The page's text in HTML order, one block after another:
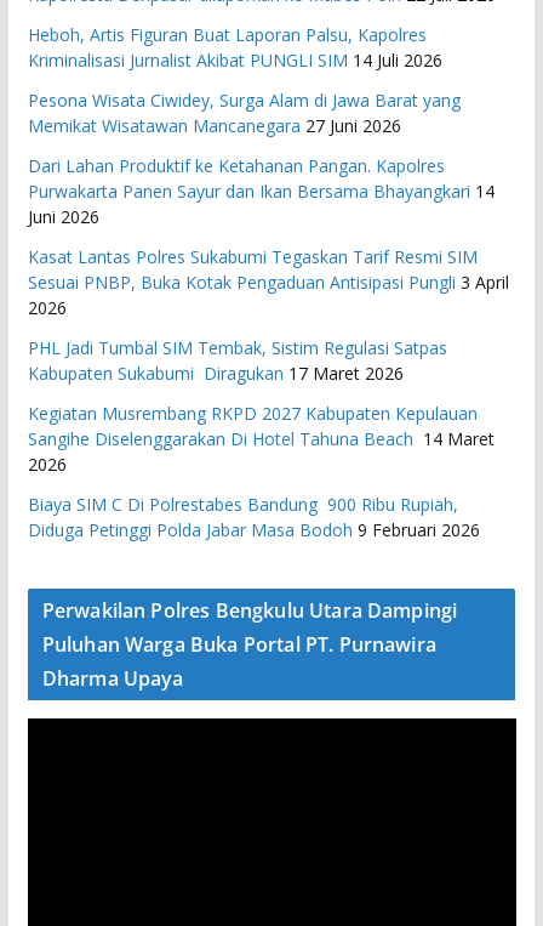
Heboh, Artis Figuran Buat Laporan Palsu, Kapolres
Kriminalisasi Jurnalist Akibat PUNGLI SIM 14 Juli 2026
Pesona Wisata Ciwidey, Surga Alam di Jawa Barat yang
Memikat Wisatawan Mancanegara 27 Juni 2026
Dari Lahan Produktif ke Ketahanan Pangan. Kapolres
Purwakarta Panen Sayur dan Ikan Bersama Bhayangkari 14
Juni 2026
Kasat Lantas Polres Sukabumi Tegaskan Tarif Resmi SIM
Sesuai PNBP, Buka Kotak Pengaduan Antisipasi Pungli 3 April
2026
PHL Jadi Tumbal SIM Tembak, Sistim Regulasi Satpas
Kabupaten Sukabumi Diragukan 17 Maret 2026
Kegiatan Musrembang RKPD 2027 ​Kabupaten Kepulauan
Sangihe Diselenggarakan Di Hotel Tahuna Beach 14 Maret
2026
Biaya SIM C Di Polrestabes Bandung 900 Ribu Rupiah,
Diduga Petinggi Polda Jabar Masa Bodoh 9 Februari 2026
Perwakilan Polres Bengkulu Utara Dampingi
Puluhan Warga Buka Portal PT. Purnawira
Dharma Upaya